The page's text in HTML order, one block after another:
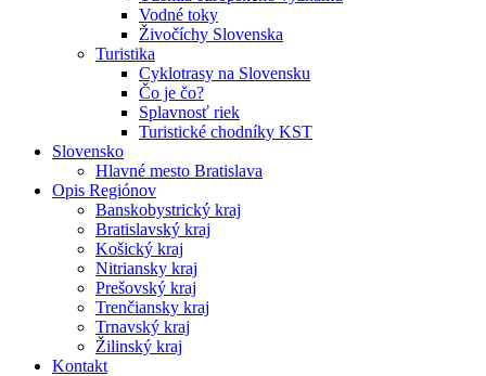
Vodné toky
Živočíchy Slovenska
Turistika
Cyklotrasy na Slovensku
Čo je čo?
Splavnosť riek
Turistické chodníky KST
Slovensko
Hlavné mesto Bratislava
Opis Regiónov
Banskobystrický kraj
Bratislavský kraj
Košický kraj
Nitriansky kraj
Prešovský kraj
Trenčiansky kraj
Trnavský kraj
Žilinský kraj
Kontakt